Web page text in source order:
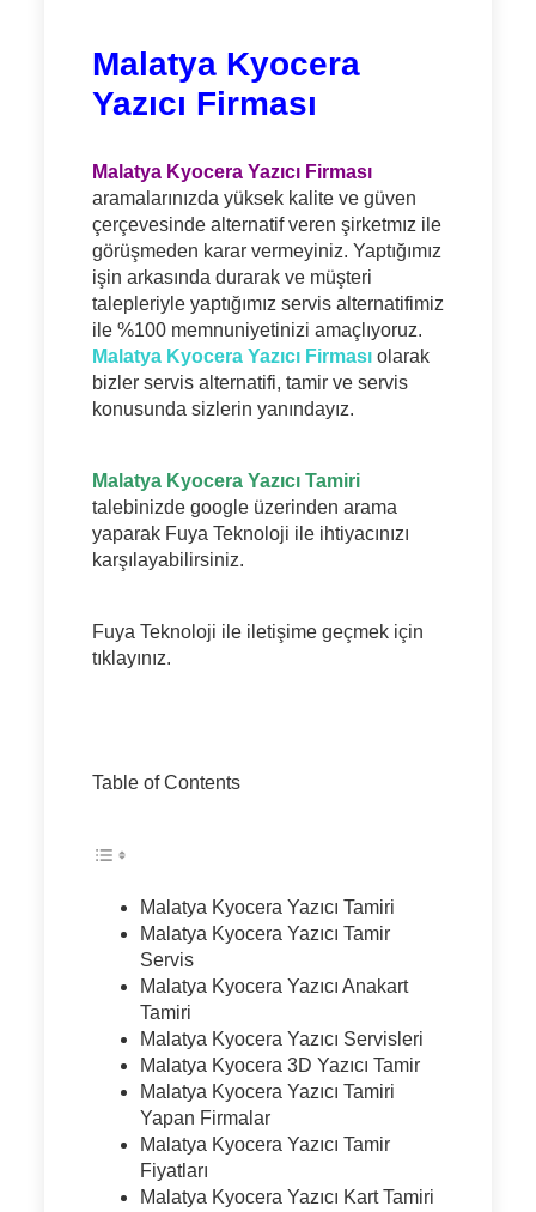
Malatya Kyocera
Yazıcı Firması
Malatya Kyocera Yazıcı Firması
aramalarınızda yüksek kalite ve güven
çerçevesinde alternatif veren şirketmız ile
görüşmeden karar vermeyiniz. Yaptığımız
işin arkasında durarak ve müşteri
talepleriyle yaptığımız servis alternatifimiz
ile %100 memnuniyetinizi amaçlıyoruz.
Malatya Kyocera Yazıcı Firması olarak
bizler servis alternatifi, tamir ve servis
konusunda sizlerin yanındayız.
Malatya Kyocera Yazıcı Tamiri
talebinizde google üzerinden arama
yaparak Fuya Teknoloji ile ihtiyacınızı
karşılayabilirsiniz.
Fuya Teknoloji ile iletişime geçmek için
tıklayınız.
Table of Contents
Malatya Kyocera Yazıcı Tamiri
Malatya Kyocera Yazıcı Tamir
Servis
Malatya Kyocera Yazıcı Anakart
Tamiri
Malatya Kyocera Yazıcı Servisleri
Malatya Kyocera 3D Yazıcı Tamir
Malatya Kyocera Yazıcı Tamiri
Yapan Firmalar
Malatya Kyocera Yazıcı Tamir
Fiyatları
Malatya Kyocera Yazıcı Kart Tamiri